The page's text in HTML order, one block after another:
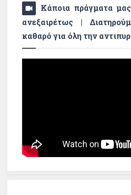
Κάποια πράγματα
ανεξαιρέτως |
καθαρό για όλη την